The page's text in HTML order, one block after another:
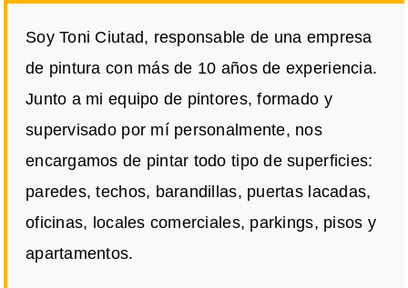
Soy Toni Ciutad, responsable de una empresa
de pintura con más de 10 años de experiencia.
Junto a mi equipo de pintores, formado y
supervisado por mí personalmente, nos
encargamos de pintar todo tipo de superficies:
paredes, techos, barandillas, puertas lacadas,
oficinas, locales comerciales, parkings, pisos y
apartamentos.